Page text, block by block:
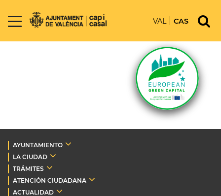
VAL CAS
AYUNTAMIENTO
LA CIUDAD
TRÁMITES
ATENCIÓN CIUDADANA
ACTUALIDAD